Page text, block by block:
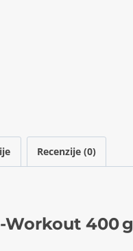
Recenzije (0)
400 g